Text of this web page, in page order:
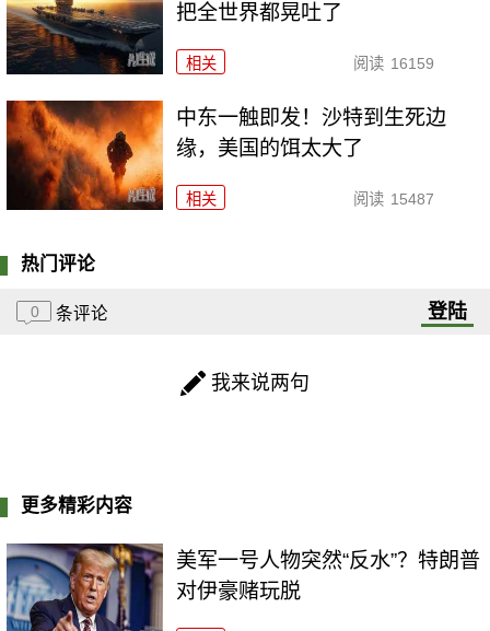
把全世界都晃吐了
相关 阅读 16159
中东一触即发！沙特到生死边
缘，美国的饵太大了
相关 阅读 15487
热门评论
0 条评论 登陆
我来说两句
更多精彩内容
美军一号人物突然“反水”？特朗普
对伊豪赌玩脱